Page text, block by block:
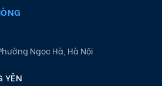
Ngọc Hà, Hà Nội
YÊN